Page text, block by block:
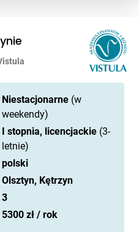
Niestacjonarne (w
weekendy)
I stopnia, licencjackie (3-
letnie)
polski
Olsztyn, Kętrzyn
3
5300 zł / rok